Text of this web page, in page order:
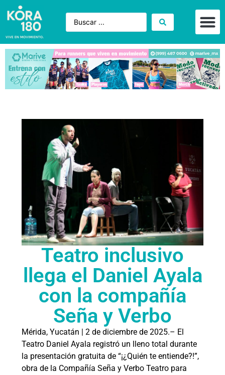
Teatro inclusivo
llega el Daniel Ayala
con la compañía
Seña y Verbo
Mérida, Yucatán | 2 de diciembre de 2025.– El
Teatro Daniel Ayala registró un lleno total durante
la presentación gratuita de “¡¿Quién te entiende?!”,
obra de la Compañía Seña y Verbo Teatro para